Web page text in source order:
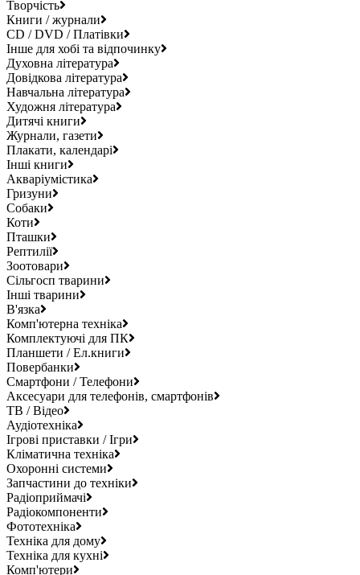
Творчість
Книги / журнали
CD / DVD / Платівки
Інше для хобі та відпочинку
Духовна література
Довідкова література
Навчальна література
Художня література
Дитячі книги
Журнали, газети
Плакати, календарі
Інші книги
Акваріумістика
Гризуни
Собаки
Коти
Пташки
Рептилії
Зоотовари
Сільгосп тварини
Інші тварини
В'язка
Комп'ютерна техніка
Комплектуючі для ПК
Планшети / Ел.книги
Повербанки
Смартфони / Телефони
Аксесуари для телефонів, смартфонів
ТВ / Відео
Аудіотехніка
Ігрові приставки / Ігри
Кліматична техніка
Охоронні системи
Запчастини до техніки
Радіоприймачі
Радіокомпоненти
Фототехніка
Техніка для дому
Техніка для кухні
Комп'ютери